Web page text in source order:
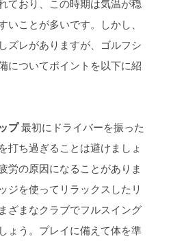
ており、この時期は気温が穏
いことが多いです。しかし、
ズレがありますが、ゴルフシ
についてポイントを以下に紹
プ最初にドライバーを振った
打ち過ぎることは避けましょ
労の原因になることがありま
ジを使ってリラックスしたリ
ざまなクラブでフルスイング
ょう。プレイに備えて体を準